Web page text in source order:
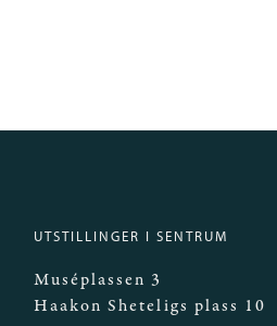
UTSTILLINGER I SENTRUM
Muséplassen 3
Haakon Sheteligs plass 10